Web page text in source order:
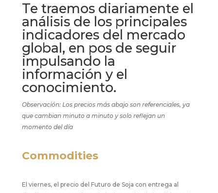
Te traemos diariamente el
análisis de los principales
indicadores del mercado
global, en pos de seguir
impulsando la
información y el
conocimiento.
Observación: Los precios más abajo son referenciales, ya
que cambian minuto a minuto y solo reflejan un
momento del día
Commodities
El viernes, el precio del Futuro de Soja con entrega al